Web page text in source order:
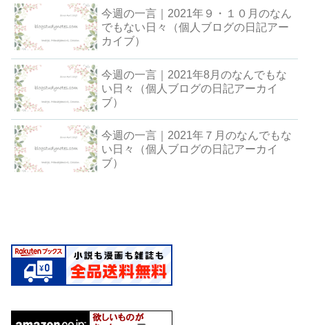
今週の一言｜2021年９・１０月のなん
でもない日々（個人ブログの日記アー
カイブ）
今週の一言｜2021年8月のなんでもな
い日々（個人ブログの日記アーカイ
ブ）
今週の一言｜2021年７月のなんでもな
い日々（個人ブログの日記アーカイ
ブ）